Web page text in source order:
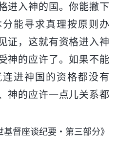
进入神的国。你能撇下
能寻求真理按原则办
证，这就有资格进入神
神的应许了。如果不能
进神国的资格都没有
神的应许一点儿关系都
座谈纪要・第三部分》